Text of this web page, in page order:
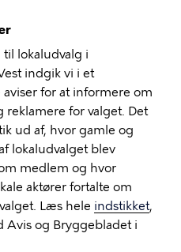
lokaludvalg i
indgik vi i et
for at informere om
reklamere for valget. Det
ud af, hvor gamle og
lokaludvalget blev
medlem og hvor
aktører fortalte om
Læs hele indstikket,
Avis og Bryggebladet i